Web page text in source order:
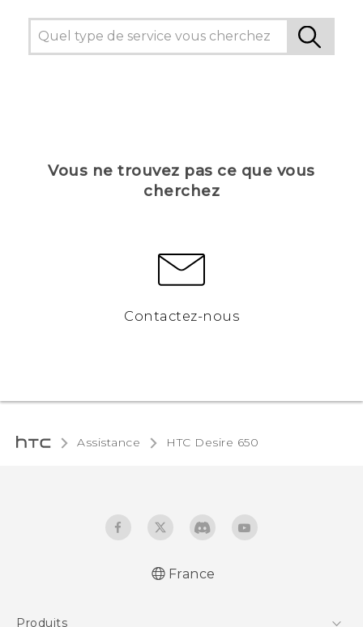
Vous ne trouvez pas ce que vous
cherchez
Contactez-nous
Assistance HTC Desire 650‎
France
Produits